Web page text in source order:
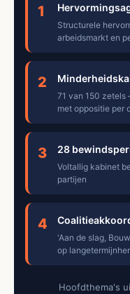
1
Structurele
arbeidsmarkt en
2
71 van 150 zetels
met oppositie per
3 28
Voltallig kabinet
partijen
4
'Aan de slag,
op
Hoofdthema's